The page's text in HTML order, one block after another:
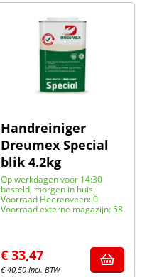
Handreiniger
Dreumex Special
blik 4.2kg
Op werkdagen voor 14:30
besteld, morgen in huis.
Voorraad Heerenveen: 0
Voorraad externe magazijn: 58
€ 33,47
€40,50 Incl. BTW